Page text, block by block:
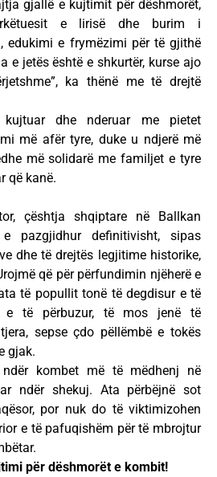
gjallë e kujtimit për dëshmorët,
e lirisë dhe burim i
edukimi e frymëzimi për të gjithë
e jetës është e shkurtër, kurse ajo
ka thënë me të drejtë
dhe nderuar me pietet
më afër tyre, duke u ndjerë më
më solidarë me familjet e tyre
që kanë.
çështja shqiptare në Ballkan
pazgjidhur definitivisht, sipas
dhe të drejtës legjitime historike,
që për përfundimin njëherë e
të popullit tonë të degdisur e të
e të përbuzur, të mos jenë të
sepse çdo pëllëmbë e tokës
gjak.
kombet më të mëdhenj në
ndër shekuj. Ata përbëjnë sot
por nuk do të viktimizohen
e të pafuqishëm për të mbrojtur
për dëshmorët e kombit!